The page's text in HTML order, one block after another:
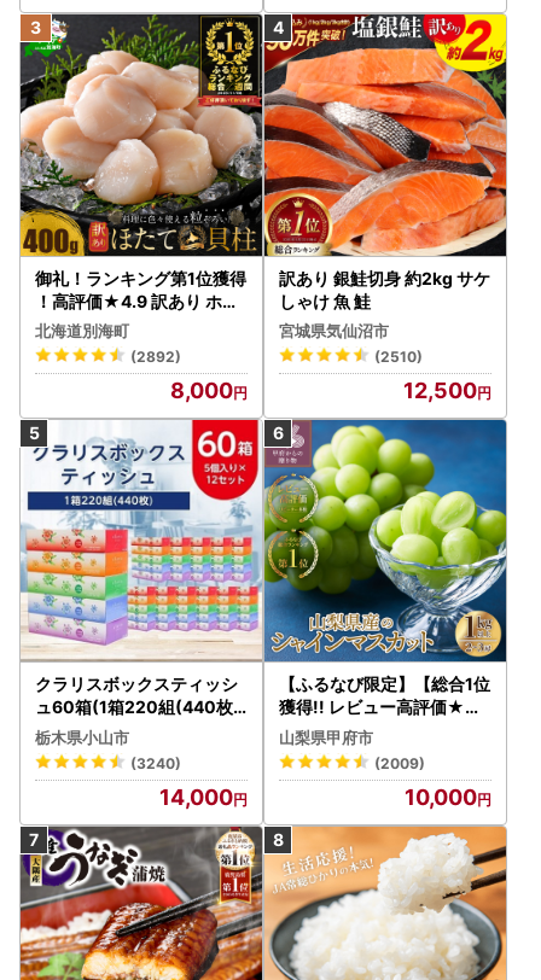
御礼！ランキング第1位獲得
！高評価★4.9 訳あり ホタ
テ 400g（ほたて 帆立 貝柱
冷凍 ）
北海道別海町
(2892)
8,000
訳あり 銀鮭切身 約2kg サケ
しゃけ 魚 鮭
宮城県気仙沼市
(2510)
12,500
クラリスボックスティッシ
ュ60箱(1箱220組(440枚))
(5個入り×12セット)【配送
不可地域：離島・沖縄県】
【1256759】
栃木県小山市
(3240)
14,000
【ふるなび限定】【総合1位
獲得!! レビュー高評価★】
〈2026年度配送分〉山梨
県産 シャインマスカット 2
～3房（1.0kg以上）シャイ
ン フルーツ FN-Limited-S
P
山梨県甲府市
(2009)
10,000